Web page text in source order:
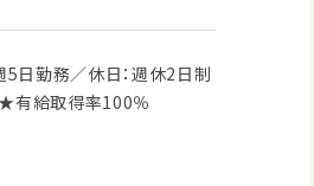
5日勤務／休日：週休2日制
有給取得率100％